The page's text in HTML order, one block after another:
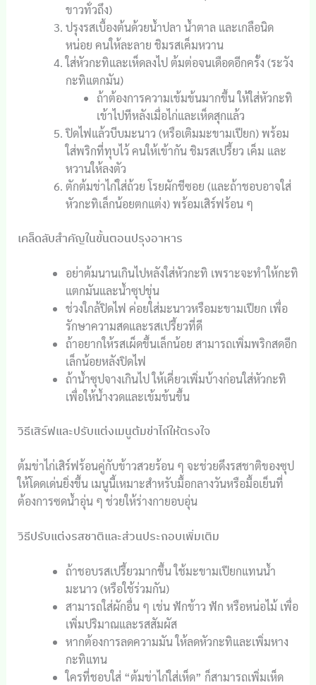
ขาวทั่วถึง)
ปรุงรสเบื้องต้นด้วยน้ำปลา น้ำตาล และเกลือนิด
หน่อย คนให้ละลาย ชิมรสเค็มหวาน
ใส่หัวกะทิและเห็ดลงไป ต้มต่อจนเดือดอีกครั้ง (ระวัง
กะทิแตกมัน)
ถ้าต้องการความเข้มข้นมากขึ้น ให้ใส่หัวกะทิ
เข้าไปทีหลังเมื่อไก่และเห็ดสุกแล้ว
ปิดไฟแล้วบีบมะนาว (หรือเติมมะขามเปียก) พร้อม
ใส่พริกที่ทุบไว้ คนให้เข้ากัน ชิมรสเปรี้ยว เค็ม และ
หวานให้ลงตัว
ตักต้มข่าไก่ใส่ถ้วย โรยผักชีซอย (และถ้าชอบอาจใส่
หัวกะทิเล็กน้อยตกแต่ง) พร้อมเสิร์ฟร้อน ๆ
เคล็ดลับสำคัญในขั้นตอนปรุงอาหาร
อย่าต้มนานเกินไปหลังใส่หัวกะทิ เพราะจะทำให้กะทิ
แตกมันและน้ำซุปขุ่น
ช่วงใกล้ปิดไฟ ค่อยใส่มะนาวหรือมะขามเปียก เพื่อ
รักษาความสดและรสเปรี้ยวที่ดี
ถ้าอยากให้รสเผ็ดขึ้นเล็กน้อย สามารถเพิ่มพริกสดอีก
เล็กน้อยหลังปิดไฟ
ถ้าน้ำซุปจางเกินไป ให้เคี่ยวเพิ่มบ้างก่อนใส่หัวกะทิ
เพื่อให้น้ำงวดและเข้มข้นขึ้น
วิธีเสิร์ฟและปรับแต่งเมนูต้มข่าไก่ให้ตรงใจ
ต้มข่าไก่เสิร์ฟร้อนคู่กับข้าวสวยร้อน ๆ จะช่วยดึงรสชาติของซุป
ให้โดดเด่นยิ่งขึ้น เมนูนี้เหมาะสำหรับมื้อกลางวันหรือมื้อเย็นที่
ต้องการซดน้ำอุ่น ๆ ช่วยให้ร่างกายอบอุ่น
วิธีปรับแต่งรสชาติและส่วนประกอบเพิ่มเติม
ถ้าชอบรสเปรี้ยวมากขึ้น ใช้มะขามเปียกแทนน้ำ
มะนาว (หรือใช้ร่วมกัน)
สามารถใส่ผักอื่น ๆ เช่น ฟักข้าว ฟัก หรือหน่อไม้ เพื่อ
เพิ่มปริมาณและรสสัมผัส
หากต้องการลดความมัน ให้ลดหัวกะทิและเพิ่มหาง
กะทิแทน
ใครที่ชอบใส่ “ต้มข่าไก่ใส่เห็ด” ก็สามารถเพิ่มเห็ด